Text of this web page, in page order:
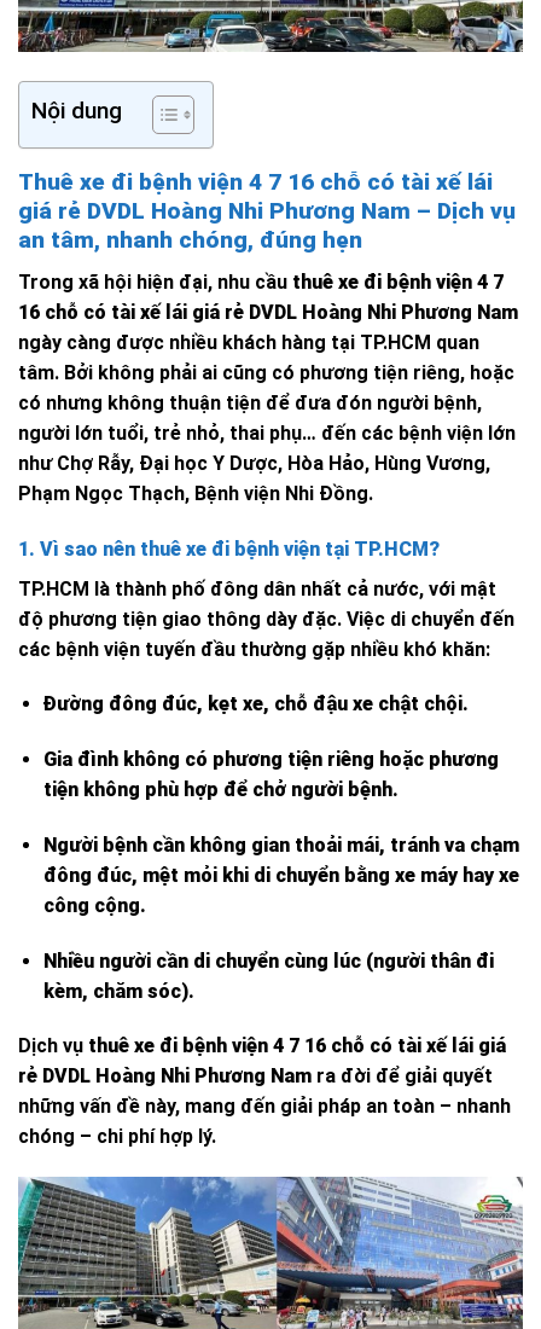
Nội dung
Thuê xe đi bệnh viện 4 7 16 chỗ có tài xế lái
giá rẻ DVDL Hoàng Nhi Phương Nam – Dịch vụ
an tâm, nhanh chóng, đúng hẹn
Trong xã hội hiện đại, nhu cầu thuê xe đi bệnh viện 4 7
16 chỗ có tài xế lái giá rẻ DVDL Hoàng Nhi Phương Nam
ngày càng được nhiều khách hàng tại TP.HCM quan
tâm. Bởi không phải ai cũng có phương tiện riêng, hoặc
có nhưng không thuận tiện để đưa đón người bệnh,
người lớn tuổi, trẻ nhỏ, thai phụ… đến các bệnh viện lớn
như Chợ Rẫy, Đại học Y Dược, Hòa Hảo, Hùng Vương,
Phạm Ngọc Thạch, Bệnh viện Nhi Đồng.
1. Vì sao nên thuê xe đi bệnh viện tại TP.HCM?
TP.HCM là thành phố đông dân nhất cả nước, với mật
độ phương tiện giao thông dày đặc. Việc di chuyển đến
các bệnh viện tuyến đầu thường gặp nhiều khó khăn:
Đường đông đúc, kẹt xe, chỗ đậu xe chật chội.
Gia đình không có phương tiện riêng hoặc phương
tiện không phù hợp để chở người bệnh.
Người bệnh cần không gian thoải mái, tránh va chạm
đông đúc, mệt mỏi khi di chuyển bằng xe máy hay xe
công cộng.
Nhiều người cần di chuyển cùng lúc (người thân đi
kèm, chăm sóc).
Dịch vụ thuê xe đi bệnh viện 4 7 16 chỗ có tài xế lái giá
rẻ DVDL Hoàng Nhi Phương Nam ra đời để giải quyết
những vấn đề này, mang đến giải pháp an toàn – nhanh
chóng – chi phí hợp lý.